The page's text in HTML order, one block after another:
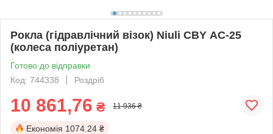
Рокла (гідравлічний візок) Niuli CBY АС-25
(колеса поліуретан)
Готово до відправки
Код: 744338
Роздріб
10 861,76 ₴ 11 936 ₴
Економія 1074.24 ₴